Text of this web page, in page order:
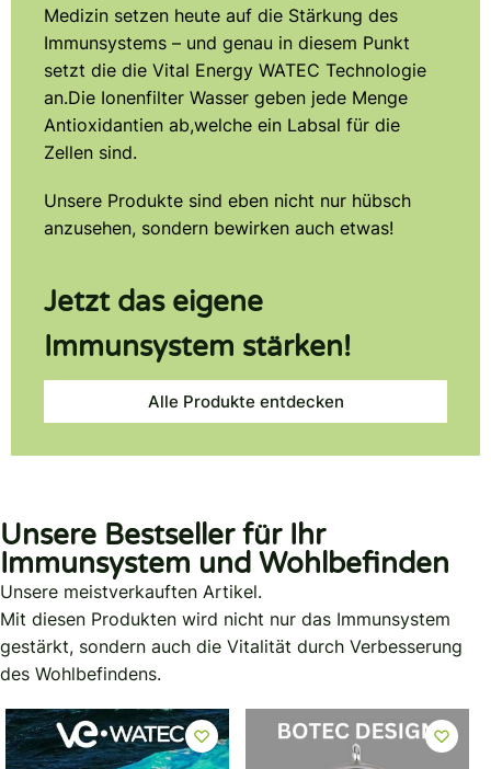
Medizin setzen heute auf die Stärkung des
Immunsystems – und genau in diesem Punkt
setzt die die Vital Energy WATEC Technologie
an.Die Ionenfilter Wasser geben jede Menge
Antioxidantien ab,welche ein Labsal für die
Zellen sind.
Unsere Produkte sind eben nicht nur hübsch
anzusehen, sondern bewirken auch etwas!
Jetzt das eigene
Immunsystem stärken!
Alle Produkte entdecken
Unsere Bestseller für Ihr
Immunsystem und Wohlbefinden
Unsere meistverkauften Artikel.
Mit diesen Produkten wird nicht nur das Immunsystem
gestärkt, sondern auch die Vitalität durch Verbesserung
des Wohlbefindens.